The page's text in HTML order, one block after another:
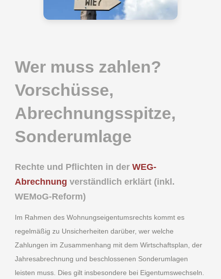
Wer muss zahlen?
Vorschüsse,
Abrechnungsspitze,
Sonderumlage
Rechte und Pflichten in der WEG-
Abrechnung verständlich erklärt (inkl.
WEMoG-Reform)
Im Rahmen des Wohnungseigentumsrechts kommt es
regelmäßig zu Unsicherheiten darüber, wer welche
Zahlungen im Zusammenhang mit dem Wirtschaftsplan, der
Jahresabrechnung und beschlossenen Sonderumlagen
leisten muss. Dies gilt insbesondere bei Eigentumswechseln.